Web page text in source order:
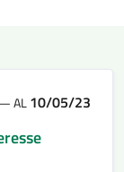
AL10/05/23